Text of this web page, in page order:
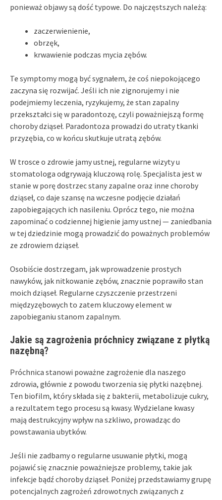
ponieważ objawy są dość typowe. Do najczęstszych należą:
zaczerwienienie,
obrzęk,
krwawienie podczas mycia zębów.
Te symptomy mogą być sygnałem, że coś niepokojącego
zaczyna się rozwijać. Jeśli ich nie zignorujemy i nie
podejmiemy leczenia, ryzykujemy, że stan zapalny
przekształci się w paradontozę, czyli poważniejszą formę
choroby dziąseł. Paradontoza prowadzi do utraty tkanki
przyzębia, co w końcu skutkuje utratą zębów.
W trosce o zdrowie jamy ustnej, regularne wizyty u
stomatologa odgrywają kluczową rolę. Specjalista jest w
stanie w porę dostrzec stany zapalne oraz inne choroby
dziąseł, co daje szansę na wczesne podjęcie działań
zapobiegających ich nasileniu. Oprócz tego, nie można
zapominać o codziennej higienie jamy ustnej — zaniedbania
w tej dziedzinie mogą prowadzić do poważnych problemów
ze zdrowiem dziąseł.
Osobiście dostrzegam, jak wprowadzenie prostych
nawyków, jak nitkowanie zębów, znacznie poprawiło stan
moich dziąseł. Regularne czyszczenie przestrzeni
międzyzębowych to zatem kluczowy element w
zapobieganiu stanom zapalnym.
Jakie są zagrożenia próchnicy związane z płytką
nazębną?
Próchnica stanowi poważne zagrożenie dla naszego
zdrowia, głównie z powodu tworzenia się płytki nazębnej.
Ten biofilm, który składa się z bakterii, metabolizuje cukry,
a rezultatem tego procesu są kwasy. Wydzielane kwasy
mają destrukcyjny wpływ na szkliwo, prowadząc do
powstawania ubytków.
Jeśli nie zadbamy o regularne usuwanie płytki, mogą
pojawić się znacznie poważniejsze problemy, takie jak
infekcje bądź choroby dziąseł. Poniżej przedstawiamy grupę
potencjalnych zagrożeń zdrowotnych związanych z